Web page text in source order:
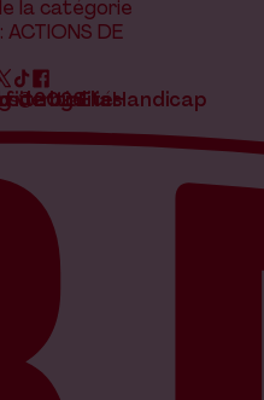
la catégorie
DE
©2026
Handicap
by Elias